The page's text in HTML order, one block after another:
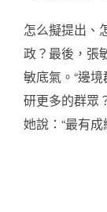
怎么擬提出、
政？最後，張
敏底氣。“邊
研更多的群眾
她說：“最有